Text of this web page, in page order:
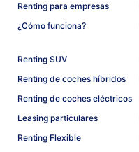
Renting para empresas
¿Cómo funciona?
Renting SUV
Renting de coches híbridos
Renting de coches eléctricos
Leasing particulares
Renting Flexible